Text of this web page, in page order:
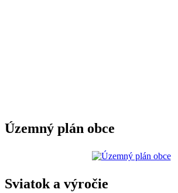
Územný plán obce
Sviatok a výročie